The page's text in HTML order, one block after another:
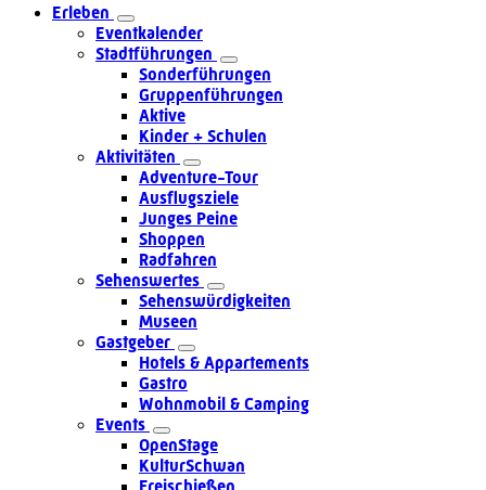
Erleben
Eventkalender
Stadtführungen
Sonderführungen
Gruppenführungen
Aktive
Kinder + Schulen
Aktivitäten
Adventure-Tour
Ausflugsziele
Junges Peine
Shoppen
Radfahren
Sehenswertes
Sehenswürdigkeiten
Museen
Gastgeber
Hotels & Appartements
Gastro
Wohnmobil & Camping
Events
OpenStage
KulturSchwan
Freischießen